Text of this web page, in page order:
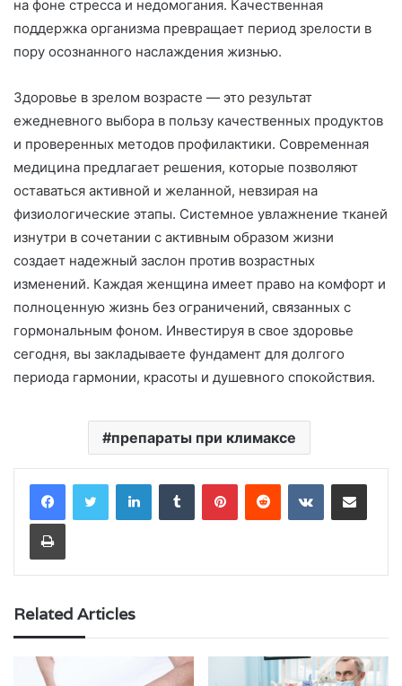
на фоне стресса и недомогания. Качественная
поддержка организма превращает период зрелости в
пору осознанного наслаждения жизнью.
Здоровье в зрелом возрасте — это результат
ежедневного выбора в пользу качественных продуктов
и проверенных методов профилактики. Современная
медицина предлагает решения, которые позволяют
оставаться активной и желанной, невзирая на
физиологические этапы. Системное увлажнение тканей
изнутри в сочетании с активным образом жизни
создает надежный заслон против возрастных
изменений. Каждая женщина имеет право на комфорт и
полноценную жизнь без ограничений, связанных с
гормональным фоном. Инвестируя в свое здоровье
сегодня, вы закладываете фундамент для долгого
периода гармонии, красоты и душевного спокойствия.
препараты при климаксе
LinkedInTumblr PinterestReddit VKontakteShare via Email
Print
Related Articles